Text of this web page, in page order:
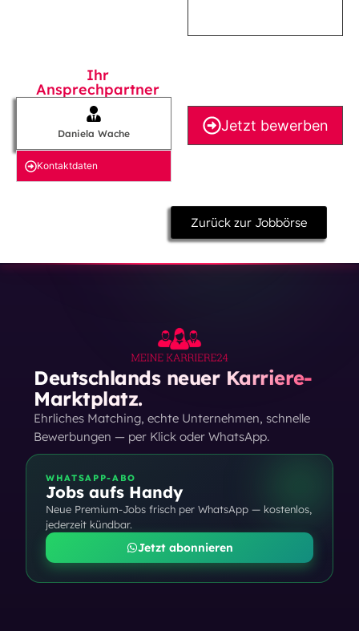
Ihr
Ansprechpartner
Daniela Wache
Kontakt­daten
Jetzt bewerben
Zurück zur Jobbörse
Deutschlands neuer Karriere-
Marktplatz.
Ehrliches Matching, echte Unternehmen, schnelle
Bewerbungen — per Klick oder WhatsApp.
WHATSAPP-ABO
Jobs aufs Handy
Neue Premium-Jobs frisch per WhatsApp — kostenlos,
jederzeit kündbar.
Jetzt abonnieren